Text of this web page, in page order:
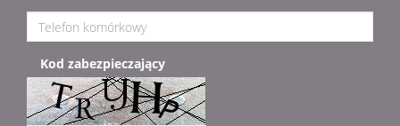
Kod zabezpieczający